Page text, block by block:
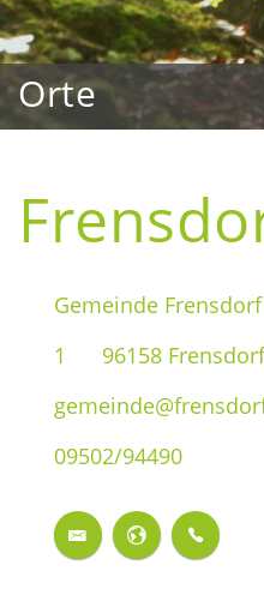
Orte
Gemeinde Frensdorf
1
96158 Frensdorf
09502/94490